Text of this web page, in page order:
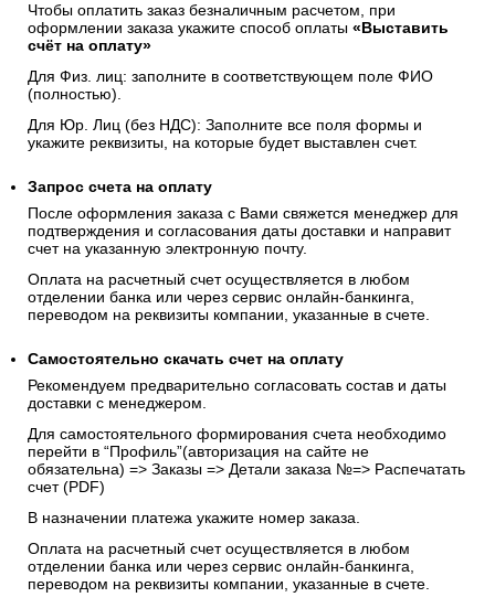
Чтобы оплатить заказ безналичным расчетом, при
оформлении заказа укажите способ оплаты «Выставить
счёт на оплату»
Для Физ. лиц: заполните в соответствующем поле ФИО
(полностью).
Для Юр. Лиц (без НДС): Заполните все поля формы и
укажите реквизиты, на которые будет выставлен счет.
Запрос счета на оплату
После оформления заказа с Вами свяжется менеджер для
подтверждения и согласования даты доставки и направит
счет на указанную электронную почту.
Оплата на расчетный счет осуществляется в любом
отделении банка или через сервис онлайн-банкинга,
переводом на реквизиты компании, указанные в счете.
Самостоятельно скачать счет на оплату
Рекомендуем предварительно согласовать состав и даты
доставки с менеджером.
Для самостоятельного формирования счета необходимо
перейти в “Профиль”(авторизация на сайте не
обязательна) => Заказы => Детали заказа №=> Распечатать
счет (PDF)
В назначении платежа укажите номер заказа.
Оплата на расчетный счет осуществляется в любом
отделении банка или через сервис онлайн-банкинга,
переводом на реквизиты компании, указанные в счете.